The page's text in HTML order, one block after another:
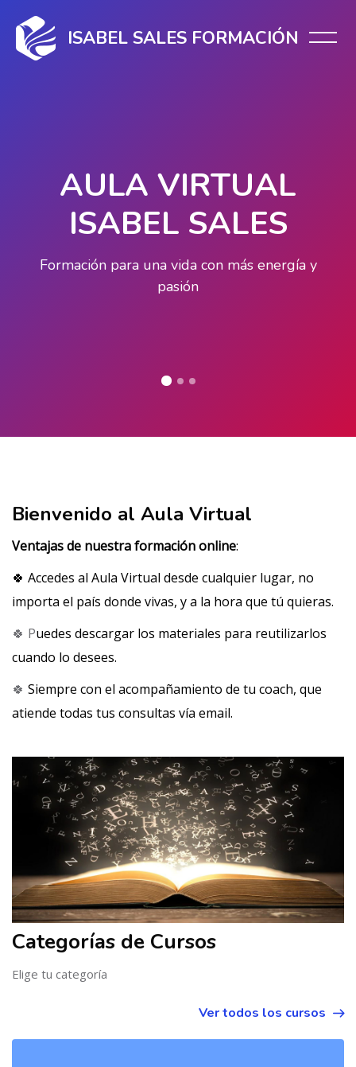
ISABEL SALES FORMACIÓN
AULA VIRTUAL
ISABEL SALES
Formación para una vida con más energía y
pasión
Salta al contenido principal
Salta [Cocoon] About (Text with Image)
Bienvenido al Aula Virtual
Ventajas de nuestra formación online:
🍀 Accedes al Aula Virtual desde cualquier lugar, no
importa el país donde vivas, y a la hora que tú quieras.
🍀 Puedes descargar los materiales para reutilizarlos
cuando lo desees.
🍀 Siempre con el acompañamiento de tu coach, que
atiende todas tus consultas vía email.
Salta [Cocoon] Course categories 3
Categorías de Cursos
Elige tu categoría
Ver todos los cursos